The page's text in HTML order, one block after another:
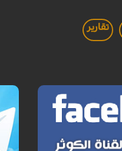
تقارير